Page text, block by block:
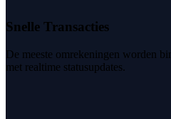
Snelle Transacties
De meeste omrekeningen worden
met realtime statusupdates.